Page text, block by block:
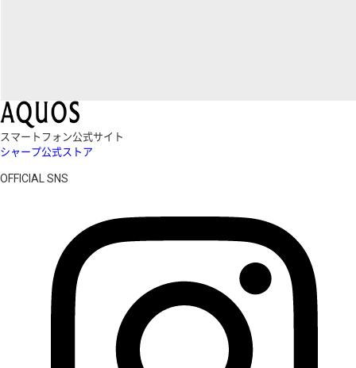
スマートフォン公式サイト
シャープ公式ストア
OFFICIAL SNS